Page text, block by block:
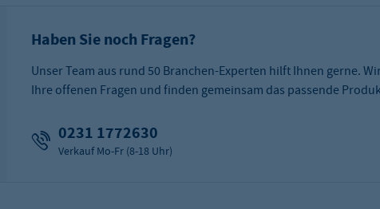
Haben Sie noch Fragen?
Unser Team aus rund 50 Branchen-Experten hilft Ihnen gerne.
Ihre offenen Fragen und finden gemeinsam das passende
0231 1772630
Verkauf Mo-Fr (8-18 Uhr)